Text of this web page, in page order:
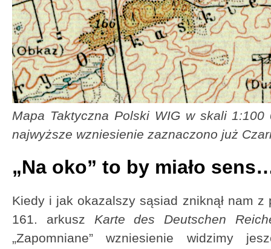
Mapa Taktyczna Polski WIG w skali
najwyższe wzniesienie zaznaczono już
„Na oko” to by miało
Kiedy i jak okazalszy sąsiad zniknął nam
161. arkusz Karte des Deutschen
„Zapomniane” wzniesienie widzimy